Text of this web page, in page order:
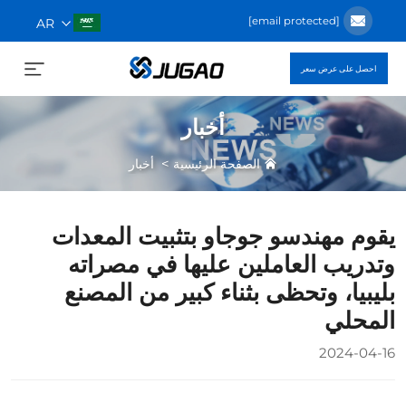
[email protected]
AR
احصل على عرض سعر
أخبار
الصفحة الرئيسية>أخبار
يقوم مهندسو جوجاو بتثبيت المعدات
وتدريب العاملين عليها في مصراته
بليبيا، وتحظى بثناء كبير من المصنع
المحلي
2024-04-16